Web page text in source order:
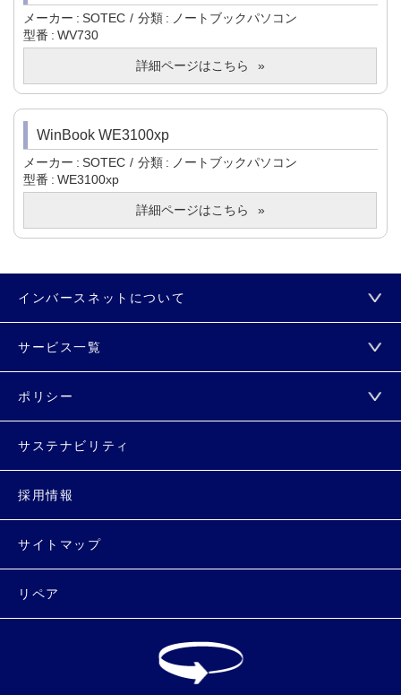
メーカー SOTEC 分類
ノートブックパソコン
型番
WV730
詳細ページはこちら
WinBook WE3100xp
メーカー SOTEC 分類
ノートブックパソコン
型番
WE3100xp
詳細ページはこちら
インバースネットについて
サービス一覧
ポリシー
サステナビリティ
採用情報
サイトマップ
リペア